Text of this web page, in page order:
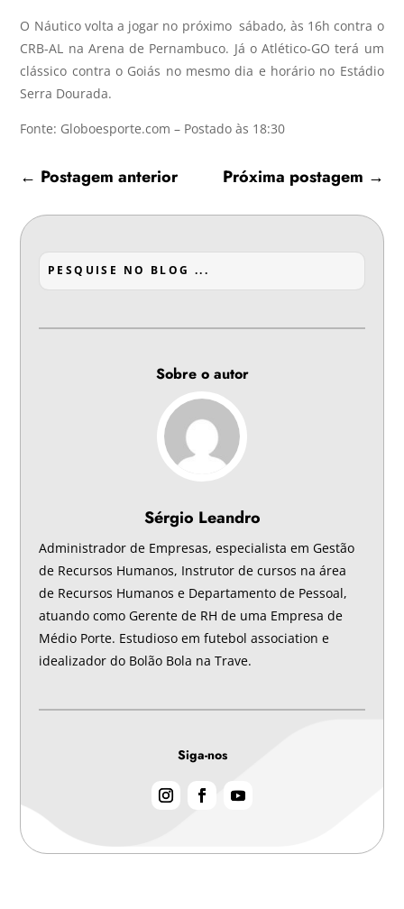
O Náutico volta a jogar no próximo sábado, às 16h contra o
CRB-AL na Arena de Pernambuco. Já o Atlético-GO terá um
clássico contra o Goiás no mesmo dia e horário no Estádio
Serra Dourada.
Fonte: Globoesporte.com – Postado às 18:30
← Postagem anterior Próxima postagem →
Sobre o autor
Sérgio Leandro
Administrador de Empresas, especialista em Gestão
de Recursos Humanos, Instrutor de cursos na área
de Recursos Humanos e Departamento de Pessoal,
atuando como Gerente de RH de uma Empresa de
Médio Porte. Estudioso em futebol association e
idealizador do Bolão Bola na Trave.
Siga-nos